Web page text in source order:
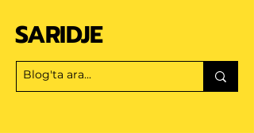
SARIDJE